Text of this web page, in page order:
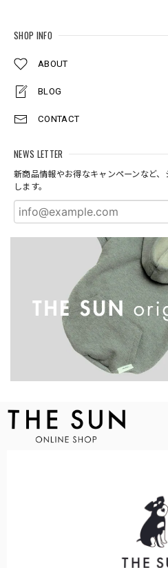
SHOP INFO
ABOUT
BLOG
CONTACT
NEWS LETTER
新商品情報やお得なキャンペーンなど
します。